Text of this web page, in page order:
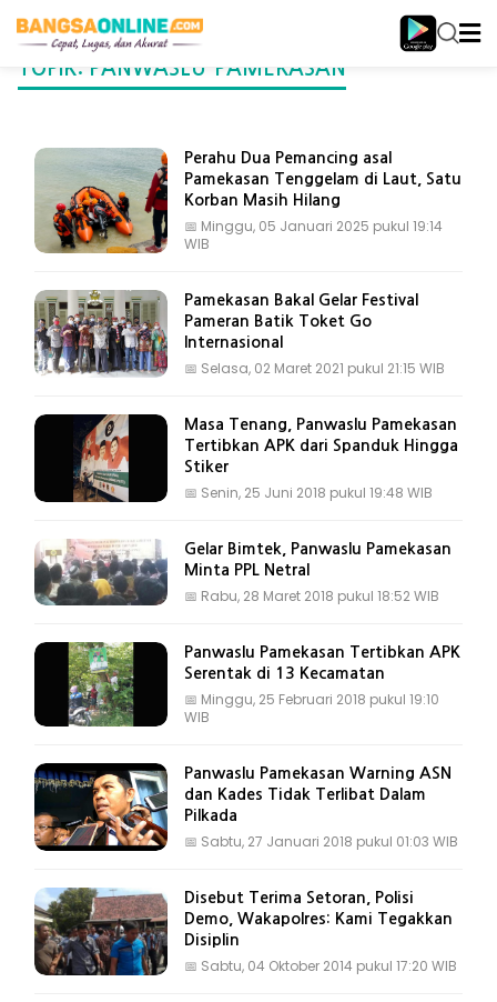
TOPIK: PANWASLU-PAMEKASAN
Perahu Dua Pemancing asal
Pamekasan Tenggelam di Laut, Satu
Korban Masih Hilang
📅 Minggu, 05 Januari 2025 pukul 19:14
WIB
Pamekasan Bakal Gelar Festival
Pameran Batik Toket Go
Internasional
📅 Selasa, 02 Maret 2021 pukul 21:15 WIB
Masa Tenang, Panwaslu Pamekasan
Tertibkan APK dari Spanduk Hingga
Stiker
📅 Senin, 25 Juni 2018 pukul 19:48 WIB
Gelar Bimtek, Panwaslu Pamekasan
Minta PPL Netral
📅 Rabu, 28 Maret 2018 pukul 18:52 WIB
Panwaslu Pamekasan Tertibkan APK
Serentak di 13 Kecamatan
📅 Minggu, 25 Februari 2018 pukul 19:10
WIB
Panwaslu Pamekasan Warning ASN
dan Kades Tidak Terlibat Dalam
Pilkada
📅 Sabtu, 27 Januari 2018 pukul 01:03 WIB
Disebut Terima Setoran, Polisi
Demo, Wakapolres: Kami Tegakkan
Disiplin
📅 Sabtu, 04 Oktober 2014 pukul 17:20 WIB